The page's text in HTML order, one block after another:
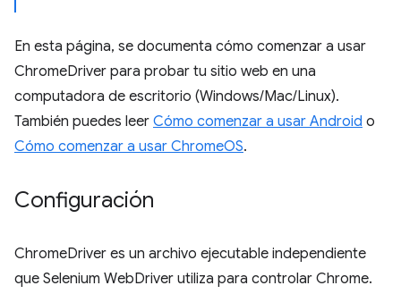
En esta página, se documenta cómo comenzar a usar
ChromeDriver para probar tu sitio web en una
computadora de escritorio (Windows/Mac/Linux).
También puedes leer Cómo comenzar a usar Android o
Cómo comenzar a usar ChromeOS.
Configuración
ChromeDriver es un archivo ejecutable independiente
que Selenium WebDriver utiliza para controlar Chrome.